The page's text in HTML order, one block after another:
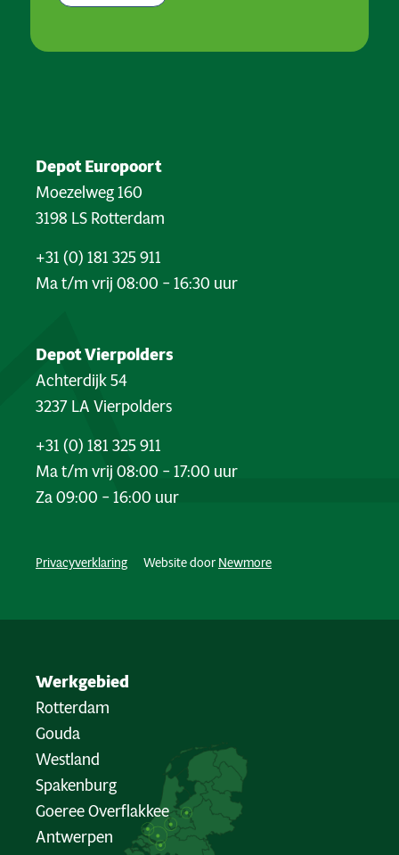
Depot Europoort
Moezelweg 160
3198 LS Rotterdam
+31 (0) 181 325 911
Ma t/m vrij 08:00 – 16:30 uur
Depot Vierpolders
Achterdijk 54
3237 LA Vierpolders
+31 (0) 181 325 911
Ma t/m vrij 08:00 – 17:00 uur
Za 09:00 – 16:00 uur
Privacyverklaring Website door Newmore
Werkgebied
Rotterdam
Gouda
Westland
Spakenburg
Goeree Overflakkee
Antwerpen